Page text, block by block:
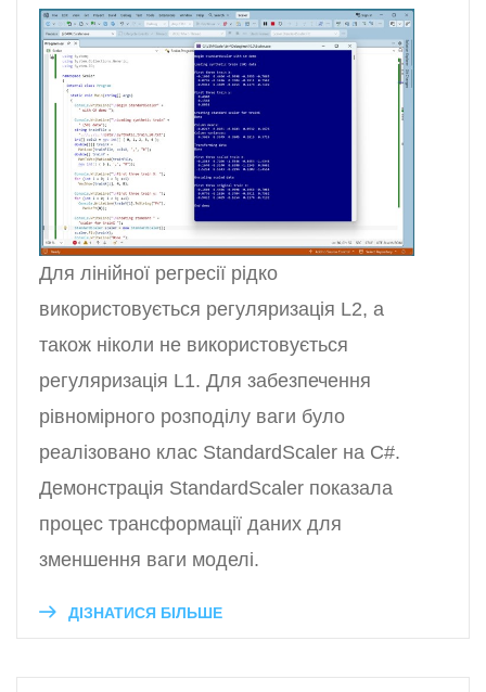
Для лінійної регресії рідко
використовується регуляризація L2, а
також ніколи не використовується
регуляризація L1. Для забезпечення
рівномірного розподілу ваги було
реалізовано клас StandardScaler на C#.
Демонстрація StandardScaler показала
процес трансформації даних для
зменшення ваги моделі.
ДІЗНАТИСЯ БІЛЬШЕ